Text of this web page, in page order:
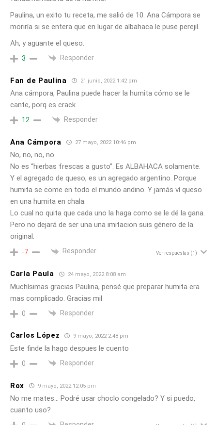
Paulina, un exito tu receta, me salió de 10. Ana Cámpora se
moriría si se entera que en lugar de albahaca le puse perejil.
Ah, y aguante el queso.
3 Responder
Fan de Paulina 21 junio, 2022 1:42 pm
Ana cámpora, Paulina puede hacer la humita cómo se le
cante, porq es crack
12 Responder
Ana Cámpora 27 mayo, 2022 10:46 pm
No, no, no, no.
No es “hierbas frescas a gusto”. Es ALBAHACA solamente.
Y el agregado de queso, es un agregado argentino. Porque
humita se come en todo el mundo andino. Y jamás ví queso
en una humita en chala.
Lo cual no quita que cada uno la haga como se le dé la gana.
Pero no dejará de ser una una imitacion suis género de la
original.
-7 Responder Ver respuestas (1)
Carla Paula 24 mayo, 2022 8:08 am
Muchísimas gracias Paulina, pensé que preparar humita era
mas complicado. Gracias mil
0 Responder
Carlos López 9 mayo, 2022 2:48 pm
Este finde la hago despues le cuento
0 Responder
Rox 9 mayo, 2022 12:05 pm
No me mates… Podré usar choclo congelado? Y si puedo,
cuanto uso?